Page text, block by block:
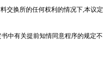
交换所的任何权利的情况下,本议定
中有关提前知情同意程序的规定不